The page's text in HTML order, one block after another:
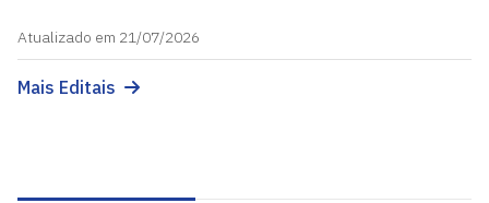
Atualizado em 21/07/2026
Mais Editais